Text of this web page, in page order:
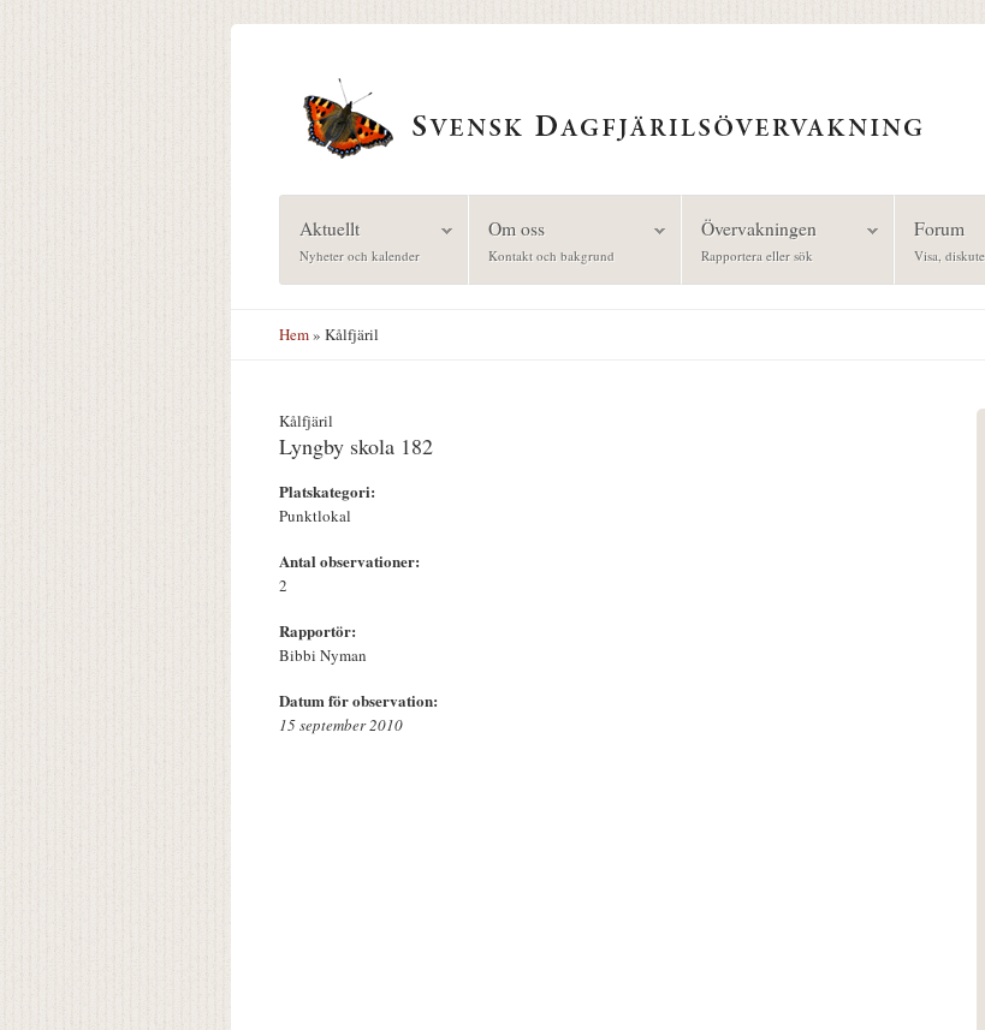
Aktuellt
Nyheter och kalender
Om oss
Kontakt och bakgrund
Övervakningen
Rapportera eller sök
Forum
Visa,
Hem» Kålfjäril
Kålfjäril
Lyngby skola 182
Platskategori:
Punktlokal
Antal observationer:
2
Rapportör:
Bibbi Nyman
Datum för observation:
15 september 2010